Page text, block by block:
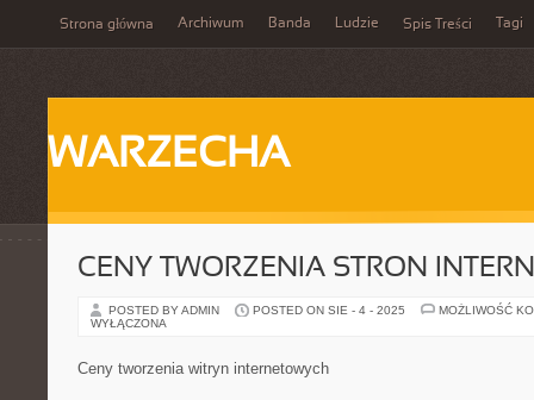
Strona główna Archiwum Banda Ludzie Spis Treści Tagi
WARZECHA
CENY TWORZENIA STRON
POSTED BY ADMIN POSTED ON SIE - 4 - 2025
MOŻLIWOŚĆ
WYŁĄCZONA
Ceny tworzenia witryn internetowych